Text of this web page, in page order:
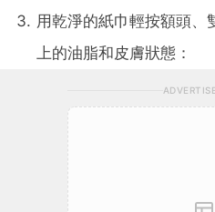
用乾淨的紙巾輕按額頭、
上的油脂和皮膚狀態：